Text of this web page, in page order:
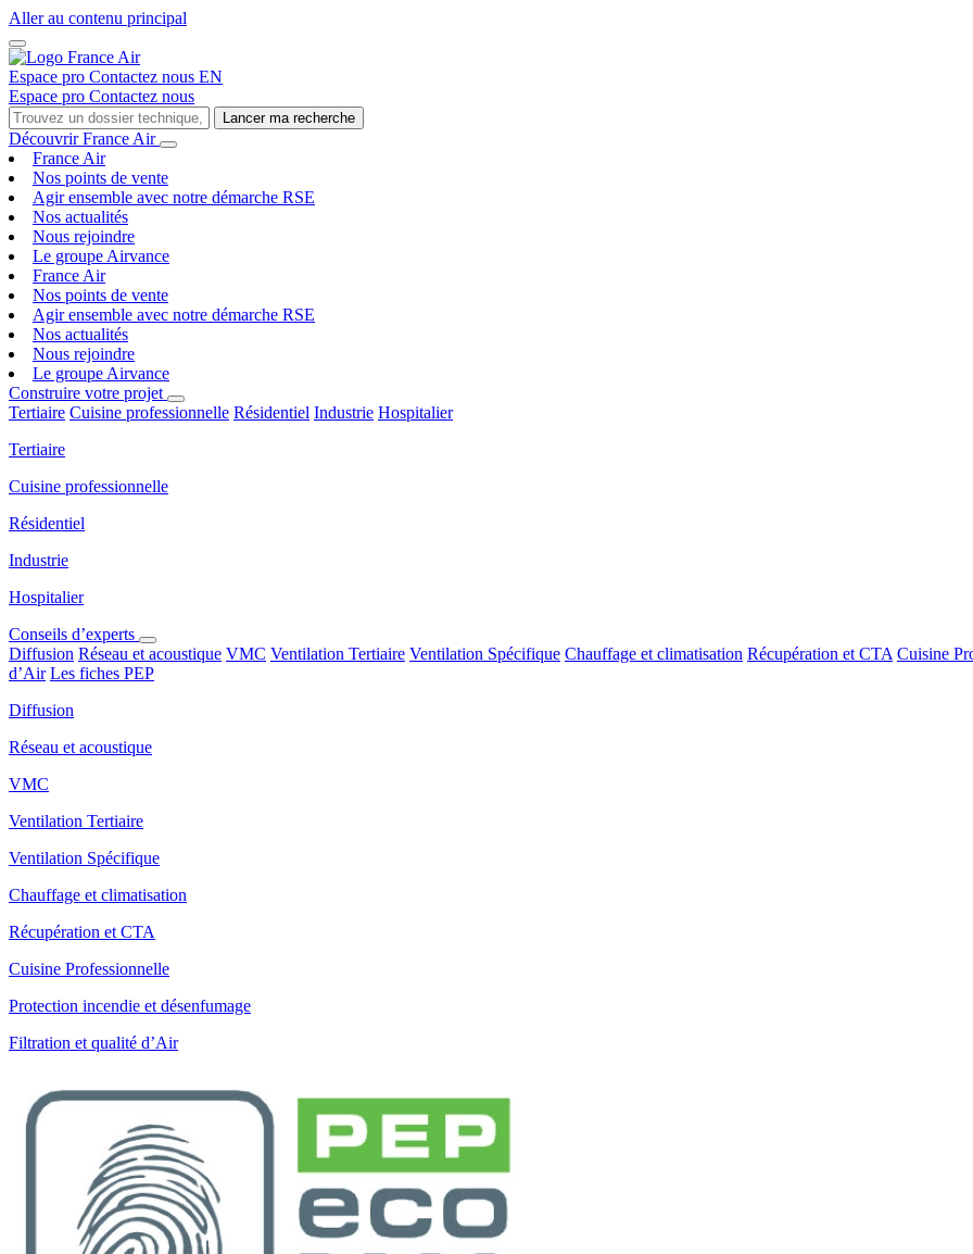
Aller au contenu principal
Espace pro Contactez nous EN
Espace pro Contactez nous
Lancer ma recherche
Découvrir France Air
France Air
Nos points de vente
Agir ensemble avec notre démarche RSE
Nos actualités
Nous rejoindre
Le groupe Airvance
France Air
Nos points de vente
Agir ensemble avec notre démarche RSE
Nos actualités
Nous rejoindre
Le groupe Airvance
Construire votre projet
Tertiaire Cuisine professionnelle Résidentiel Industrie Hospitalier
Tertiaire
Cuisine professionnelle
Résidentiel
Industrie
Hospitalier
Conseils d’experts
Diffusion Réseau et acoustique VMC Ventilation Tertiaire Ventilation Spécifique Chauffage et climatisation Récupération et CTA Cuisine
d’Air Les fiches PEP
Diffusion
Réseau et acoustique
VMC
Ventilation Tertiaire
Ventilation Spécifique
Chauffage et climatisation
Récupération et CTA
Cuisine Professionnelle
Protection incendie et désenfumage
Filtration et qualité d’Air